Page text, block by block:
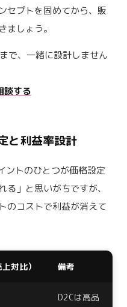
セプトを固めてから、販
ましょう。
で、一緒に設計しません
談する
と利益率設計
ントのひとつが価格設定
」と思いがちですが、
のコストで利益が消えて
対比） 備考
D2Cは高品